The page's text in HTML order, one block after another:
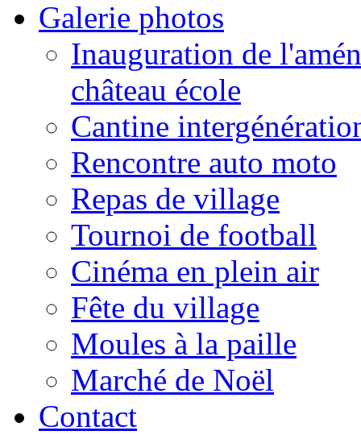
Galerie photos
Inauguration de
château école
Cantine
Rencontre auto moto
Repas de village
Tournoi de football
Cinéma en plein air
Fête du village
Moules à la paille
Marché de Noël
Contact